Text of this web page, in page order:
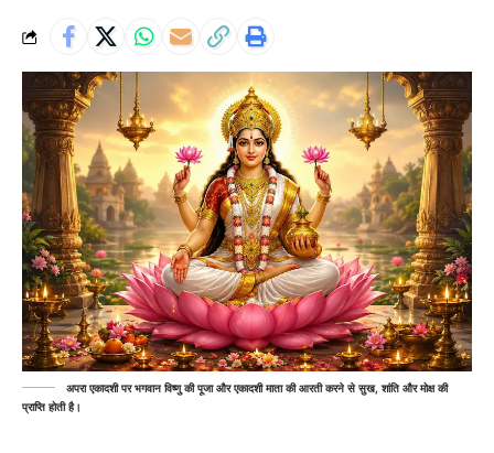
अपरा एकादशी पर भगवान विष्णु की पूजा और एकादशी माता की आरती करने से सुख, शांति और मोक्ष की
प्राप्ति होती है।